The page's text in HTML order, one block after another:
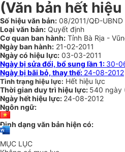
(Văn bản hết
Số hiệu văn bản: 08/2011/QĐ-UBND
Loại văn bản: Quyết định
Cơ quan ban hành: Tỉnh Bà Rịa -
Ngày ban hành: 21-02-2011
Ngày có hiệu lực: 03-03-2011
Ngày bị sửa đổi, bổ sung lần 1: 30-
Ngày bị bãi bỏ, thay thế: 24-08-2012
Tình trạng hiệu lực: Hết hiệu lực
Thời gian duy trì hiệu lực: 540 ngày
Ngày hết hiệu lực: 24-08-2012
Ngôn ngữ:
Định dạng văn bản hiện có:
MỤC LỤC